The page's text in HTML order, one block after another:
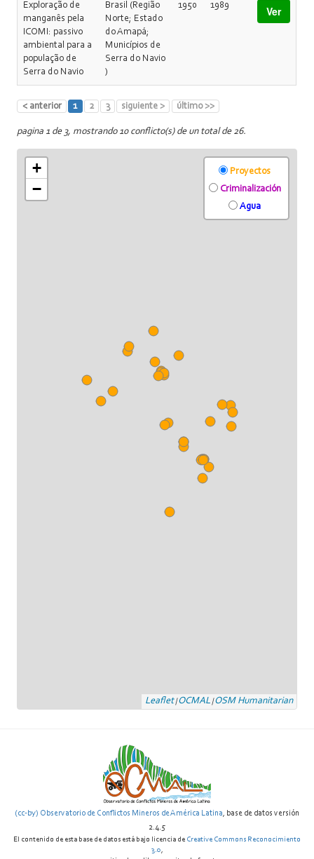
Exploração de
manganês pela
ICOMI: passivo
ambiental para a
população de
Serra do Navio
Brasil (Região
Norte; Estado
do Amapá;
Municípios de
Serra do Navio
)
1950 1989 Ver
< anterior 1 2 3 siguiente > último >>
pagina 1 de 3, mostrando 10 conflicto(s) de un total de 26.
+
−
Proyectos
Criminalización
Agua
Leaflet|OCMAL|OSM Humanitarian
(cc-by) Observatorio de Conflictos Mineros de América Latina, base de datos versión
2.4.5
El contenido de esta base de datos está bajo licencia de Creative Commons Reconocimiento
3.0,